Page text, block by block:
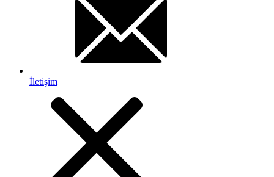
İletişim